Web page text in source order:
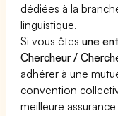
dédiées à la
linguistique.
Si vous êtesune
Chercheur /
adhérer à une
convention
meilleure